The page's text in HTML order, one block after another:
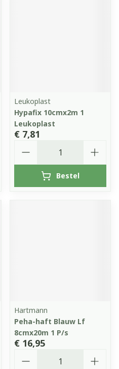
Leukoplast
Hypafix 10cmx2m 1
Leukoplast
€ 7,81
Bestel
Hartmann
Peha-haft Blauw Lf
8cmx20m 1 P/s
€ 16,95